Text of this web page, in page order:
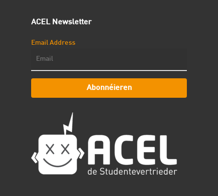
ACEL Newsletter
Email Address
Abonnéieren